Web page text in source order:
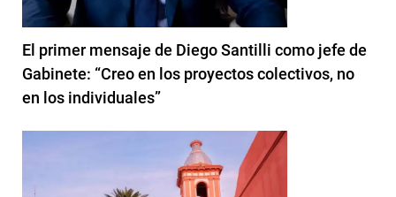
El primer mensaje de Diego Santilli como jefe de
Gabinete: “Creo en los proyectos colectivos, no
en los individuales”